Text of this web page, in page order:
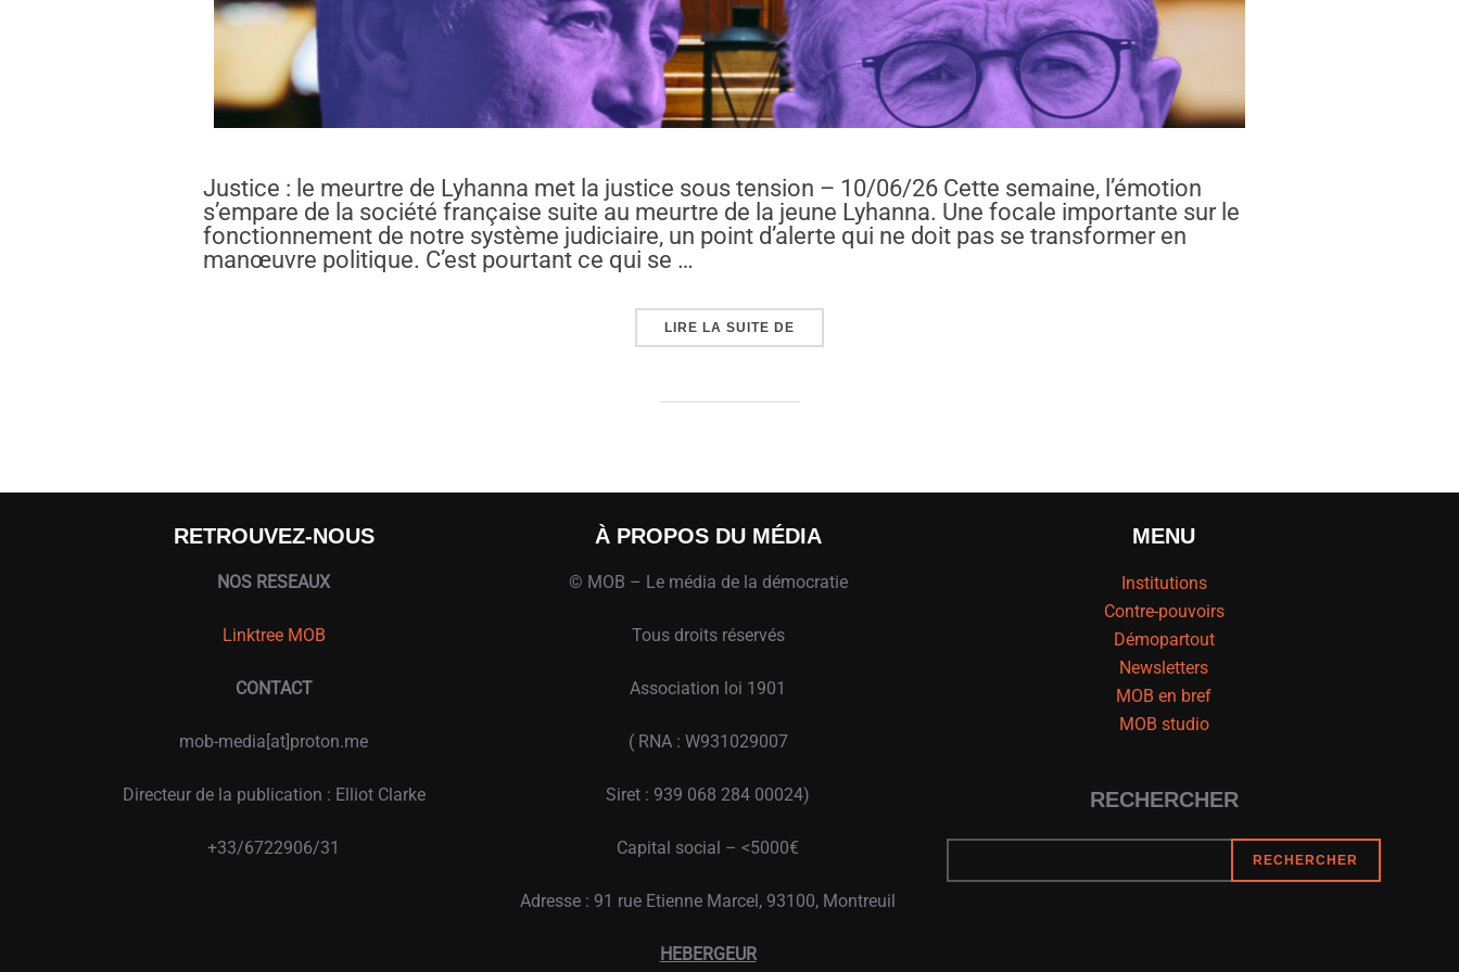
Justice : le meurtre de Lyhanna met la justice sous tension – 10/06/26 Cette semaine, l’émotion
s’empare de la société française suite au meurtre de la jeune Lyhanna. Une focale importante sur le
fonctionnement de notre système judiciaire, un point d’alerte qui ne doit pas se transformer en
manœuvre politique. C’est pourtant ce qui se …
LIRE LA SUITE DE
RETROUVEZ-NOUS
NOS RESEAUX
Linktree MOB
CONTACT
mob-media[at]proton.me
Directeur de la publication : Elliot Clarke
+33/6722906/31
À PROPOS DU MÉDIA
© MOB – Le média de la démocratie
Tous droits réservés
Association loi 1901
( RNA : W931029007
Siret : 939 068 284 00024)
Capital social – <5000€
Adresse : 91 rue Etienne Marcel, 93100, Montreuil
HEBERGEUR
MENU
Institutions
Contre-pouvoirs
Démopartout
Newsletters
MOB en bref
MOB studio
RECHERCHER
RECHERCHER